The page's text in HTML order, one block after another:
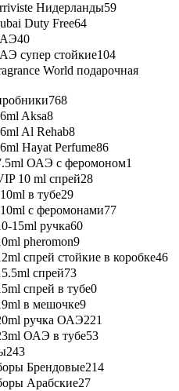
Нидерланды59
Duty Free64
40
супер стойкие104
World подарочная
768
Aksa8
Al Rehab8
Hayat Perfume86
ОАЭ с феромоном1
10 ml спрей28
в тубе29
с феромонами77
15ml ручка60
pheromon9
спрей стойкие в коробке46
спрей73
спрей в тубе0
в мешочке9
ручка ОАЭ221
ОАЭ в тубе53
243
Брендовые214
Арабские27